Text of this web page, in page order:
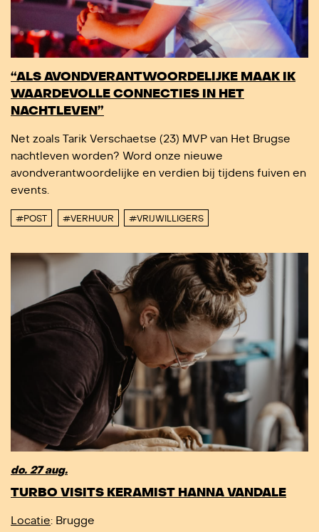
“ALS AVONDVERANTWOORDELIJKE MAAK IK
WAARDEVOLLE CONNECTIES IN HET
NACHTLEVEN”
Net zoals Tarik Verschaetse (23) MVP van Het Brugse
nachtleven worden? Word onze nieuwe
avondverantwoordelijke en verdien bij tijdens fuiven en
events.
#POST #VERHUUR #VRIJWILLIGERS
do. 27 aug.
TURBO VISITS KERAMIST HANNA VANDALE
Locatie: Brugge